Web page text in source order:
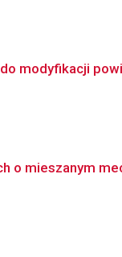
modyfikacji
o mieszanym